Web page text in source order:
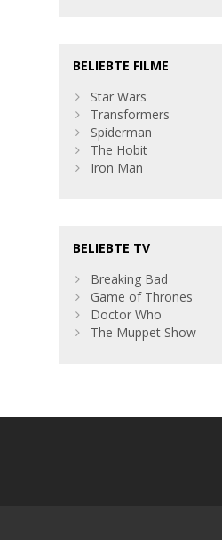
BELIEBTE FILME
Star Wars
Transformers
Spiderman
The Hobit
Iron Man
BELIEBTE TV
Breaking Bad
Game of Thrones
Doctor Who
The Muppet Show